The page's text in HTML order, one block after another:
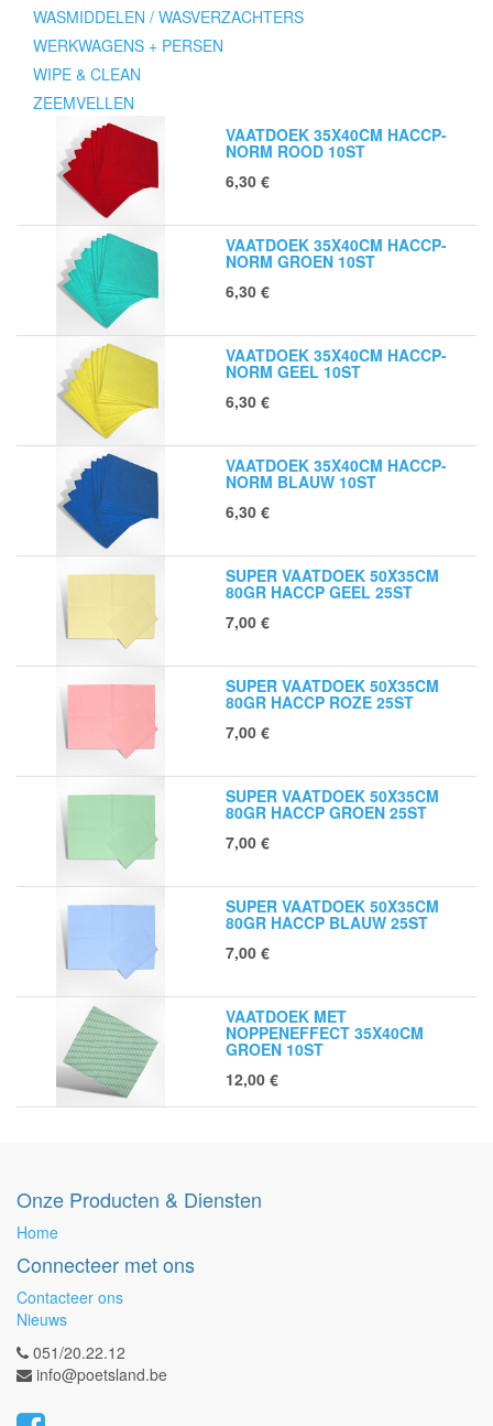
WASMIDDELEN / WASVERZACHTERS
WERKWAGENS + PERSEN
WIPE & CLEAN
ZEEMVELLEN
VAATDOEK 35X40CM HACCP-
NORM ROOD 10ST
6,30 €
VAATDOEK 35X40CM HACCP-
NORM GROEN 10ST
6,30 €
VAATDOEK 35X40CM HACCP-
NORM GEEL 10ST
6,30 €
VAATDOEK 35X40CM HACCP-
NORM BLAUW 10ST
6,30 €
SUPER VAATDOEK 50X35CM
80GR HACCP GEEL 25ST
7,00 €
SUPER VAATDOEK 50X35CM
80GR HACCP ROZE 25ST
7,00 €
SUPER VAATDOEK 50X35CM
80GR HACCP GROEN 25ST
7,00 €
SUPER VAATDOEK 50X35CM
80GR HACCP BLAUW 25ST
7,00 €
VAATDOEK MET
NOPPENEFFECT 35X40CM
GROEN 10ST
12,00 €
Onze Producten & Diensten
Home
Connecteer met ons
Contacteer ons
Nieuws
051/20.22.12
info@poetsland.be